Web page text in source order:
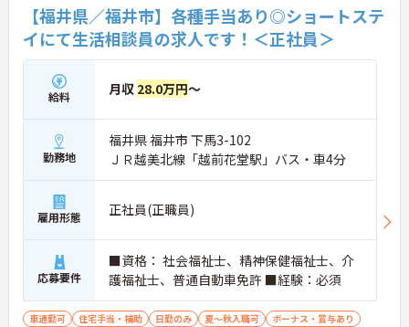
【福井県／福井市】各種手当あり◎ショートステ
イにて生活相談員の求人です！＜正社員＞
給料 月収 28.0万円～
勤務地
福井県 福井市 下馬3-102
ＪＲ越美北線「越前花堂駅」バス・車4分
雇用形態 正社員(正職員)
応募要件
■資格： 社会福祉士、精神保健福祉士、介
護福祉士、普通自動車免許 ■経験：必須
車通勤可 住宅手当・補助 日勤のみ 夏～秋入職可
ボーナス・賞与あり